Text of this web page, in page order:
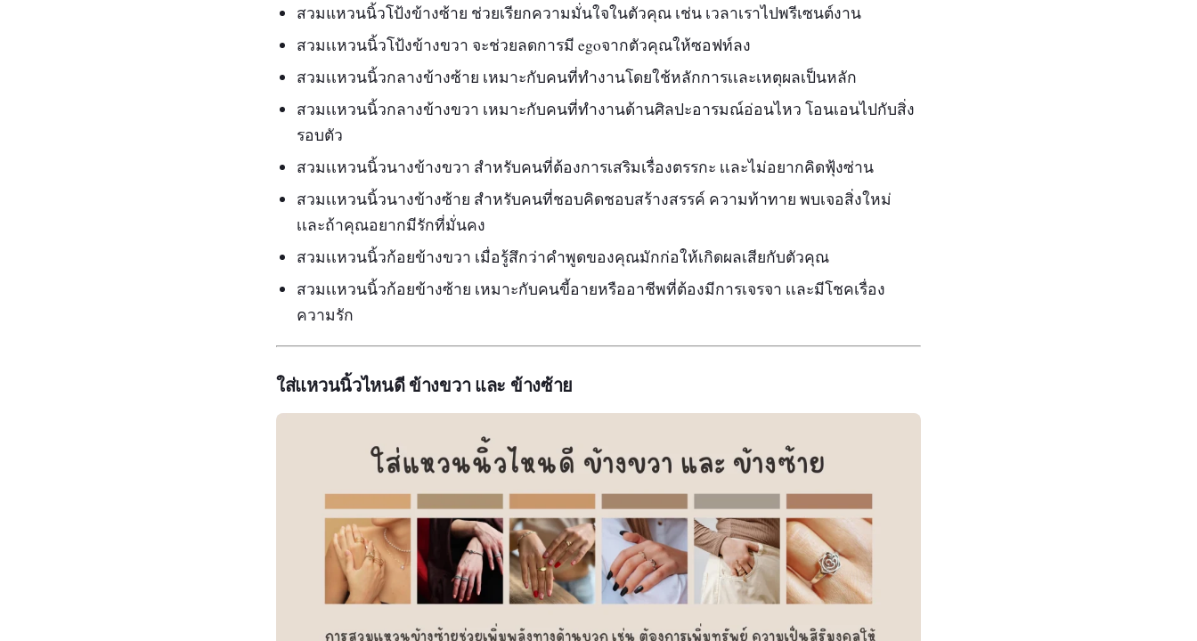
สวมแหวนนิ้วโป้งข้างซ้าย ช่วยเรียกความมั่นใจในตัวคุณ เช่น เวลาเราไปพรีเซนต์งาน
สวมเเหวนนิ้วโป้งข้างขวา จะช่วยลดการมี egoจากตัวคุณให้ซอฟท์ลง
สวมเเหวนนิ้วกลางข้างซ้าย เหมาะกับคนที่ทำงานโดยใช้หลักการเเละเหตุผลเป็นหลัก
สวมเเหวนนิ้วกลางข้างขวา เหมาะกับคนที่ทำงานด้านศิลปะอารมณ์อ่อนไหว โอนเอนไปกับสิ่ง
รอบตัว
สวมเเหวนนิ้วนางข้างขวา สำหรับคนที่ต้องการเสริมเรื่องตรรกะ เเละไม่อยากคิดฟุ้งซ่าน
สวมเเหวนนิ้วนางข้างซ้าย สำหรับคนที่ชอบคิดชอบสร้างสรรค์ ความท้าทาย พบเจอสิ่งใหม่
เเละถ้าคุณอยากมีรักที่มั่นคง
สวมเเหวนนิ้วก้อยข้างขวา เมื่อรู้สึกว่าคำพูดของคุณมักก่อให้เกิดผลเสียกับตัวคุณ
สวมเเหวนนิ้วก้อยข้างซ้าย เหมาะกับคนขี้อายหรืออาชีพที่ต้องมีการเจรจา เเละมีโชคเรื่อง
ความรัก
ใส่แหวนนิ้วไหนดี ข้างขวา และ ข้างซ้าย